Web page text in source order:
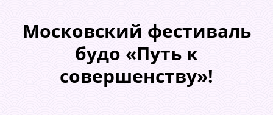
Московский фестиваль
будо «Путь к
совершенству»!